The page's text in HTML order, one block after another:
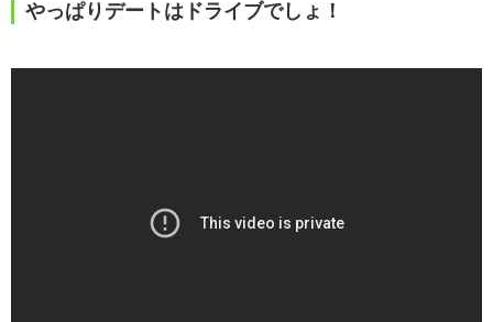
やっぱりデートはドライブでしょ！